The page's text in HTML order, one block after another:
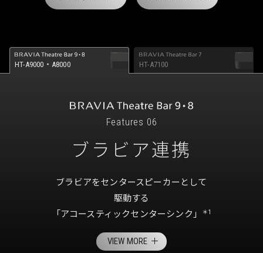
HT-A9000・A8000 HT-A7100
Features 06
ブラビア連携
ブラビアをセンタースピーカーとして
駆動する
「アコースティックセンターシンク」
＊1
VIEW MORE